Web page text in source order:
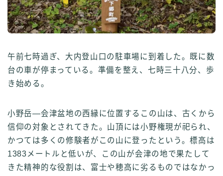
午前七時過ぎ、大内登山口の駐車場に到着した。既に数
台の車が停まっている。準備を整え、七時三十八分、歩
き始める。
小野岳—会津盆地の西縁に位置するこの山は、古くから
信仰の対象とされてきた。山頂には小野権現が祀られ、
かつては多くの修験者がこの山に登ったという。標高は
1383メートルと低いが、この山が会津の地で果たして
きた精神的な役割は、富士や穂高に劣るものではなかっ